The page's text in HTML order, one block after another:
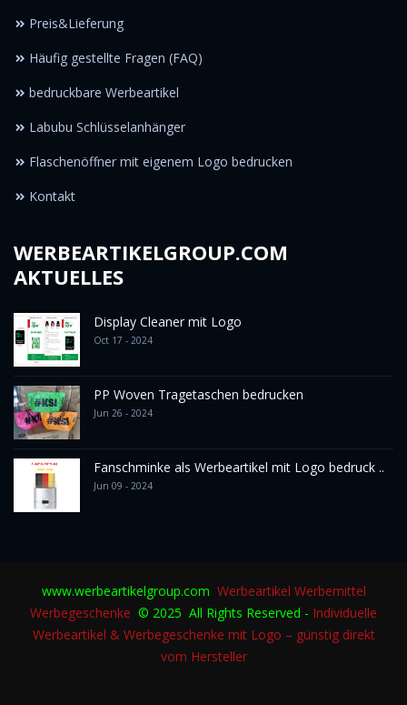
Preis&Lieferung
Häufig gestellte Fragen (FAQ)
bedruckbare Werbeartikel
Labubu Schlüsselanhänger
Flaschenöffner mit eigenem Logo bedrucken
Kontakt
WERBEARTIKELGROUP.COM
AKTUELLES
Display Cleaner mit Logo
Oct 17 - 2024
PP Woven Tragetaschen bedrucken
Jun 26 - 2024
Fanschminke als Werbeartikel mit Logo bedruck ..
Jun 09 - 2024
www.werbeartikelgroup.com Werbeartikel Werbemittel
Werbegeschenke © 2025 All Rights Reserved - Individuelle
Werbeartikel & Werbegeschenke mit Logo – günstig direkt
vom Hersteller